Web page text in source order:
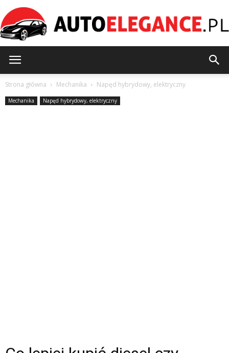
Strona główna Mechanika Napęd hybrydowy, elektryczny
Mechanika Napęd hybrydowy, elektryczny